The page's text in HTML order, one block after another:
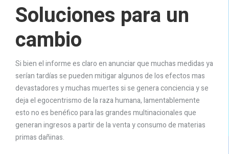
Soluciones para un
cambio
Si bien el informe es claro en anunciar que muchas medidas ya
serían tardías se pueden mitigar algunos de los efectos mas
devastadores y muchas muertes si se genera conciencia y se
deja el egocentrismo de la raza humana, lamentablemente
esto no es benéfico para las grandes multinacionales que
generan ingresos a partir de la venta y consumo de materias
primas dañinas.